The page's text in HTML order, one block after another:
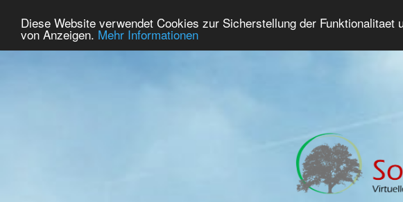
Diese Website verwendet Cookies zur Sicherstellung der
von Anzeigen. Mehr Informationen
Home Premium Gedenken